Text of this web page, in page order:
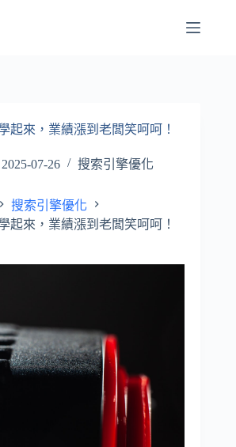
起來，業績漲到老闆笑呵呵！
2025-07-26 搜索引擎優化
搜索引擎優化
起來，業績漲到老闆笑呵呵！